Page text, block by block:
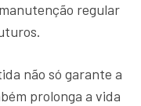
regular
não só garante a
prolonga a vida